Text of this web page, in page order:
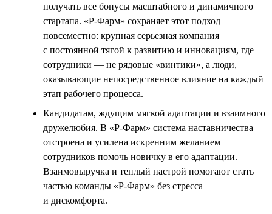
получать все бонусы масштабного и динамичного
стартапа. «Р-Фарм» сохраняет этот подход
повсеместно: крупная серьезная компания
с постоянной тягой к развитию и инновациям, где
сотрудники — не рядовые «винтики», а люди,
оказывающие непосредственное влияние на каждый
этап рабочего процесса.
Кандидатам, ждущим мягкой адаптации и взаимного
дружелюбия. В «Р-Фарм» система наставничества
отстроена и усилена искренним желанием
сотрудников помочь новичку в его адаптации.
Взаимовыручка и теплый настрой помогают стать
частью команды «Р-Фарм» без стресса
и дискомфорта.